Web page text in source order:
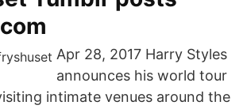
Apr 28, 2017 Harry Styles
announces his world tour
intimate venues around the